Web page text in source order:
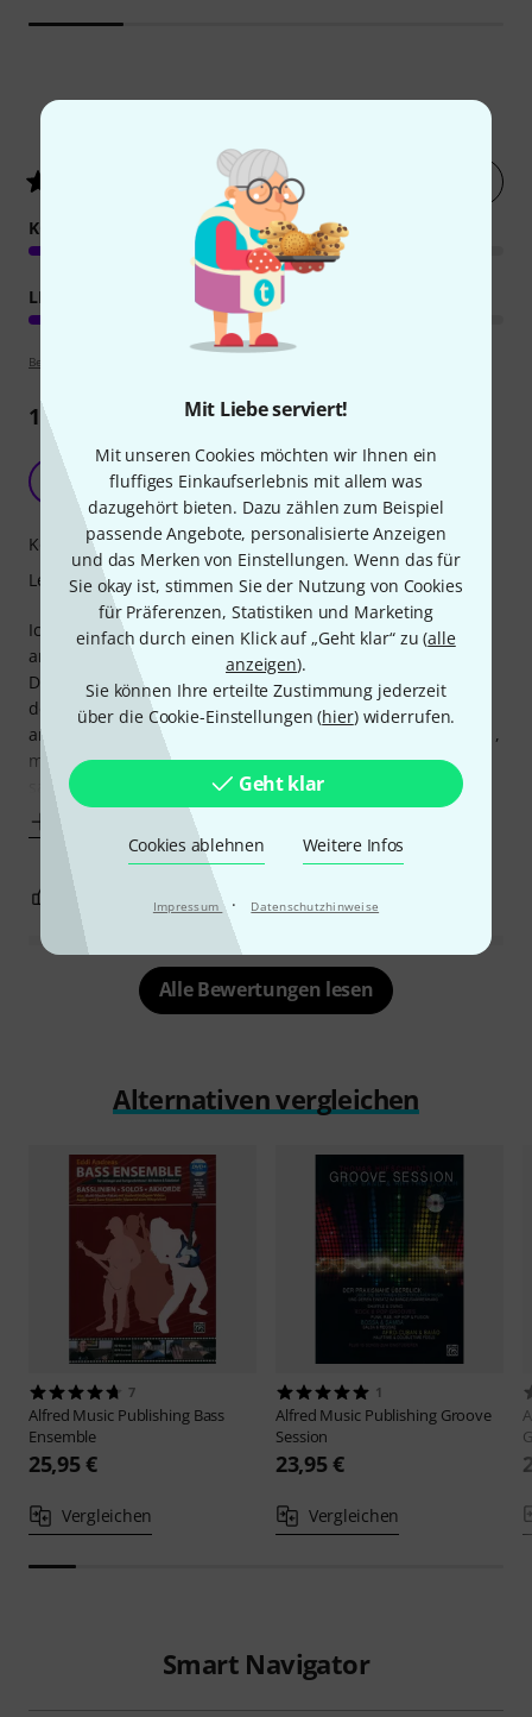
Mit Liebe serviert!
Mit unseren Cookies möchten wir Ihnen ein
fluffiges Einkaufserlebnis mit allem was
dazugehört bieten. Dazu zählen zum Beispiel
passende Angebote, personalisierte Anzeigen
und das Merken von Einstellungen. Wenn das für
Sie okay ist, stimmen Sie der Nutzung von Cookies
für Präferenzen, Statistiken und Marketing
einfach durch einen Klick auf „Geht klar“ zu (alle
anzeigen).
Sie können Ihre erteilte Zustimmung jederzeit
über die Cookie-Einstellungen (hier) widerrufen.
Geht klar
Cookies ablehnen Weitere Infos
Impressum · Datenschutzhinweise
/ 5
KOMPETENZ
LERNFAKTOR
Bewertungsrichtlinien
1Rezension
Motivationsschub
Ultimate Bass 31.10.2023
Ich spiele schon viele Jahre Bass und habe das eine oder
andere Lehrbuch zum Thema Groove bespielt.
Die Bass Matrix bietet keinen völlig neuen Ansatz aber von
der Notation her in Form einer Matrix irgendwie doch mit
anderer Anschaulichkeit. Ich habe gerade erst angefangen ,
mich mit dem Inhalt zu beschäftigen kann aber schon
sagen: es bringt Spaß und neue
Kompetenz
Lernfaktor
BEWERTUNG MELDEN
Alle Bewertungen lesen
Alternativen vergleichen
7
Alfred Music Publishing Bass
Ensemble
25,95 €
Vergleichen
1
Alfred Music Publishing Groove
Session
23,95 €
Vergleichen
Smart Navigator